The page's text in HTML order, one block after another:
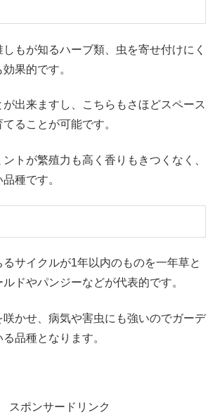
もが知るハーブ類、虫を寄せ付けにく
果的です。
出来ますし、こちらもさほどスペース
ることが可能です。
トが繁殖力も高く香りもきつくなく、
種です。
サイクルが1年以内のものを一年草と
ドやパンジーなどが代表的です。
かせ、病気や害虫にも強いのでガーデ
品種となります。
スポンサードリンク